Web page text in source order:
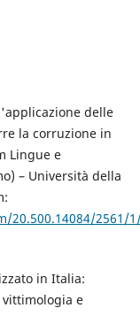
delle
la corruzione in
Lingue e
– Università della
2561/
in Italia:
e